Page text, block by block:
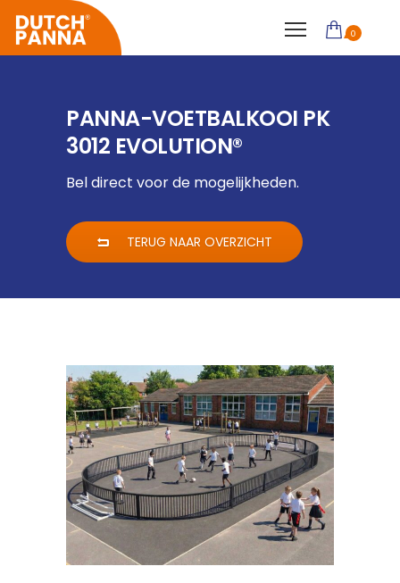
0
PANNA-VOETBALKOOI PK
3012 EVOLUTION®
Bel direct voor de mogelijkheden.
TERUG NAAR OVERZICHT